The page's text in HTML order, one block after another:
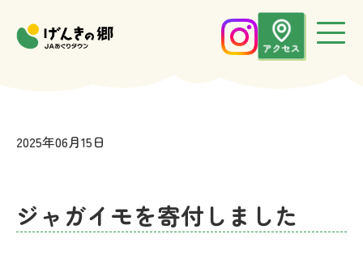
2025年06月15日
ジャガイモを寄付しました